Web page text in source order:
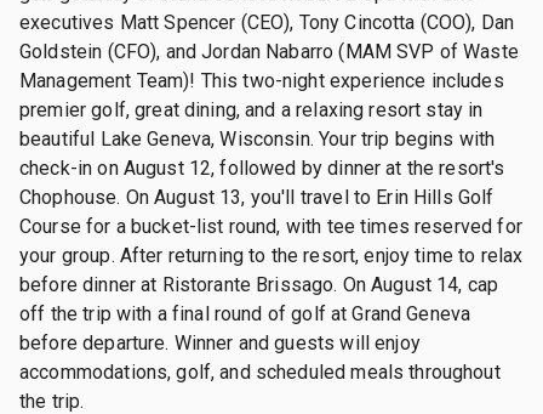
executives Matt Spencer (CEO), Tony Cincotta (COO), Dan
Goldstein (CFO), and Jordan Nabarro (MAM SVP of Waste
Management Team)! This two-night experience includes
premier golf, great dining, and a relaxing resort stay in
beautiful Lake Geneva, Wisconsin. Your trip begins with
check-in on August 12, followed by dinner at the resort's
Chophouse. On August 13, you'll travel to Erin Hills Golf
Course for a bucket-list round, with tee times reserved for
your group. After returning to the resort, enjoy time to relax
before dinner at Ristorante Brissago. On August 14, cap
off the trip with a final round of golf at Grand Geneva
before departure. Winner and guests will enjoy
accommodations, golf, and scheduled meals throughout
the trip.